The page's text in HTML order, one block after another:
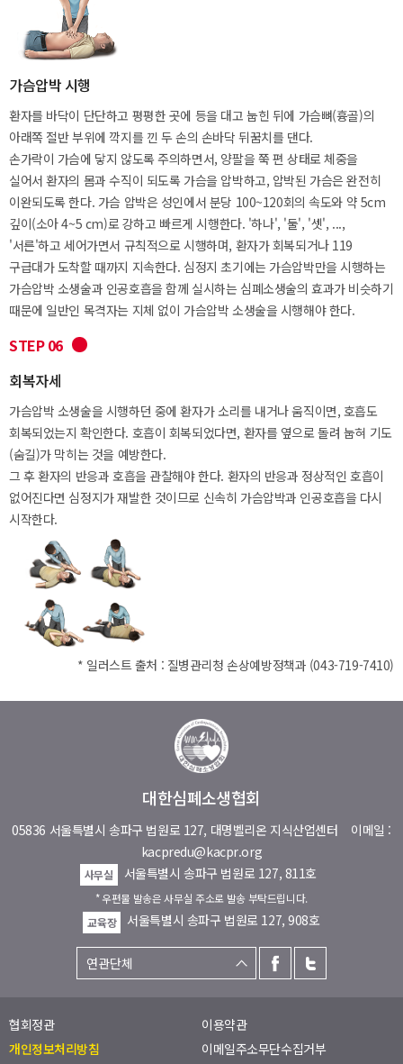
가슴압박 시행
환자를 바닥이 단단하고 평평한 곳에 등을 대고 눕힌 뒤에 가슴뼈(흉골)의
아래쪽 절반 부위에 깍지를 낀 두 손의 손바닥 뒤꿈치를 댄다.
손가락이 가슴에 닿지 않도록 주의하면서, 양팔을 쭉 편 상태로 체중을
실어서 환자의 몸과 수직이 되도록 가슴을 압박하고, 압박된 가슴은 완전히
이완되도록 한다. 가슴 압박은 성인에서 분당 100~120회의 속도와 약 5cm
깊이(소아 4~5 cm)로 강하고 빠르게 시행한다. '하나', '둘', '셋', ...,
'서른'하고 세어가면서 규칙적으로 시행하며, 환자가 회복되거나 119
구급대가 도착할 때까지 지속한다. 심정지 초기에는 가슴압박만을 시행하는
가슴압박 소생술과 인공호흡을 함께 실시하는 심폐소생술의 효과가 비슷하기
때문에 일반인 목격자는 지체 없이 가슴압박 소생술을 시행해야 한다.
STEP 06
회복자세
가슴압박 소생술을 시행하던 중에 환자가 소리를 내거나 움직이면, 호흡도
회복되었는지 확인한다. 호흡이 회복되었다면, 환자를 옆으로 돌려 눕혀 기도
(숨길)가 막히는 것을 예방한다.
그 후 환자의 반응과 호흡을 관찰해야 한다. 환자의 반응과 정상적인 호흡이
없어진다면 심정지가 재발한 것이므로 신속히 가슴압박과 인공호흡을 다시
시작한다.
* 일러스트 출처 : 질병관리청 손상예방정책과 (043-719-7410)
대한심폐소생협회
05836 서울특별시 송파구 법원로 127, 대명벨리온 지식산업센터 이메일 :
kacpredu@kacpr.org
사무실 서울특별시 송파구 법원로 127, 811호
* 우편물 발송은 사무실 주소로 발송 부탁드립니다.
교육장
서울특별시 송파구 법원로 127, 908호
협회정관
이용약관
개인정보처리방침
이메일주소무단수집거부